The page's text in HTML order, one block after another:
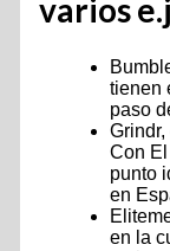
varios
tienen
paso
Con El
punto
en
en la